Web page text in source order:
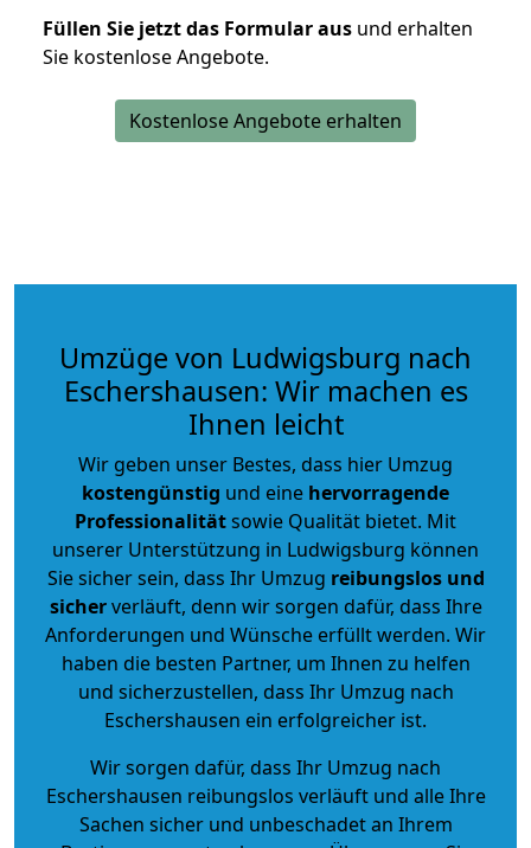
Füllen Sie jetzt das Formular aus und erhalten
Sie kostenlose Angebote.
Kostenlose Angebote erhalten
Umzüge von Ludwigsburg nach
Eschershausen: Wir machen es
Ihnen leicht
Wir geben unser Bestes, dass hier Umzug
kostengünstig und eine hervorragende
Professionalitätsowie Qualität bietet. Mit
unserer Unterstützung in Ludwigsburg können
Sie sicher sein, dass Ihr Umzug reibungslos und
sicherverläuft, denn wir sorgen dafür, dass Ihre
Anforderungen und Wünsche erfüllt werden. Wir
haben die besten Partner, um Ihnen zu helfen
und sicherzustellen, dass Ihr Umzug nach
Eschershausen ein erfolgreicher ist.
Wir sorgen dafür, dass Ihr Umzug nach
Eschershausen reibungslos verläuft und alle Ihre
Sachen sicher und unbeschadet an Ihrem